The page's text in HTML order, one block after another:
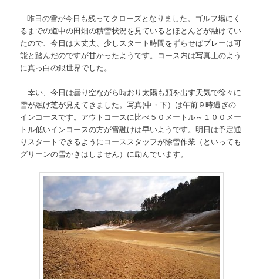
昨日の雪が今日も残ってクローズとなりました。ゴルフ場にく
るまでの道中の田畑の積雪状況を見ているとほとんどが融けてい
たので、今日は大丈夫、少しスタート時間をずらせばプレーは可
能と踏んだのですが甘かったようです。コース内は写真上のよう
に真っ白の銀世界でした。
幸い、今日は曇り空ながら時おり太陽も顔を出す天気で徐々に
雪が融け芝が見えてきました。写真(中・下）は午前９時過ぎの
インコースです。アウトコースに比べ５０メートル～１００メー
トル低いインコースの方が雪融けは早いようです。明日は予定通
りスタートできるようにコーススタッフが除雪作業（といっても
グリーンの雪かきはしません）に励んでいます。